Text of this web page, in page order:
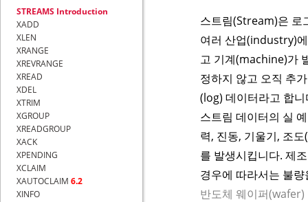
STREAMS Introduction
XADD
XLEN
XRANGE
XREVRANGE
XREAD
XDEL
XTRIM
XGROUP
XREADGROUP
XACK
XPENDING
XCLAIM
XAUTOCLAIM 6.2
XINFO
스트림(Stream)은 로
여러 산업(industry)
고 기계(machine)가
정하지 않고 오직 추
(log) 데이터라고 합니
스트림 데이터의 실
력, 진동, 기울기, 조
를 발생시킵니다. 제
경우에 따라서는 불
반도체 웨이퍼(wafer)